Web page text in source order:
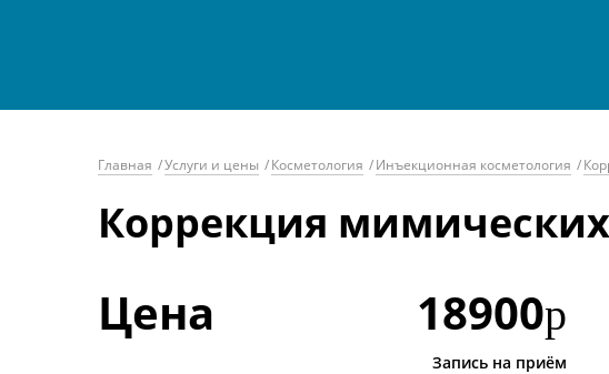
Главная /Услуги и цены /Косметология /Инъекционная косметология /
Коррекция
Цена 18900р
Запись на приём